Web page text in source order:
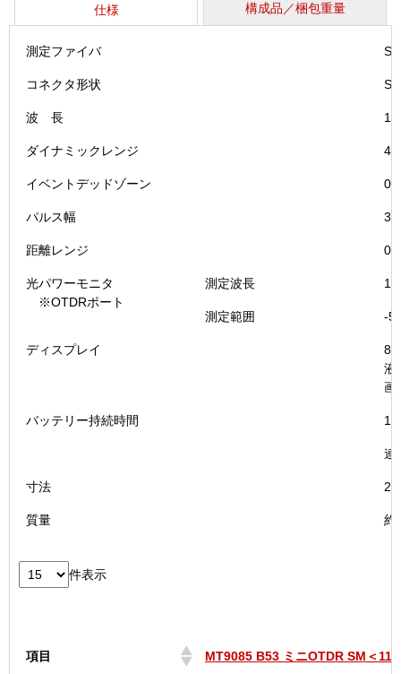
仕様 構成品／梱包重量
測定ファイバ
コネクタ形状
波 長
ダイナミックレンジ
イベントデッドゾーン
パルス幅 3
距離レンジ
光パワーモニタ
※OTDRポート
測定波長
測定範囲 -
ディスプレイ
液
画
バッテリー持続時間
連
寸法
質量 約
件表示
項目
MT9085 B53 ミニOTDR SM＜